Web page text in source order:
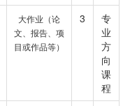
大作业（论
文、报告、项
目或作品等）
3
专
业
方
向
课
程